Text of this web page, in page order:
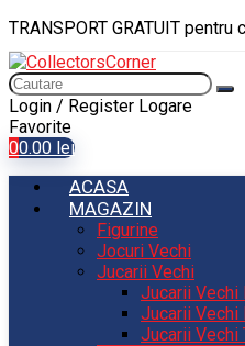
TRANSPORT GRATUIT
Login / Register Logare
Favorite
00.00 lei
ACASA
MAGAZIN
Figurine
Jocuri Vechi
Jucarii Vechi
Jucarii Vechi
Jucarii Vechi
Jucarii Vechi